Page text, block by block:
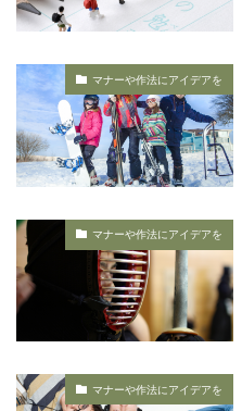
マナーや作法にアイデアを
マナーや作法にアイデアを
マナーや作法にアイデアを